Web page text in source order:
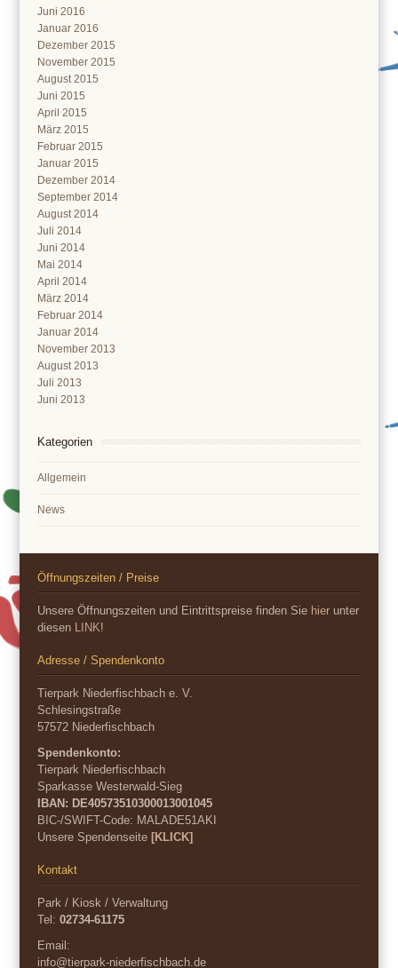
Juni 2016
Januar 2016
Dezember 2015
November 2015
August 2015
Juni 2015
April 2015
März 2015
Februar 2015
Januar 2015
Dezember 2014
September 2014
August 2014
Juli 2014
Juni 2014
Mai 2014
April 2014
März 2014
Februar 2014
Januar 2014
November 2013
August 2013
Juli 2013
Juni 2013
Kategorien
Allgemein
News
Öffnungszeiten / Preise
Unsere Öffnungszeiten und Eintrittspreise finden Sie hier unter
diesen LINK!
Adresse / Spendenkonto
Tierpark Niederfischbach e. V.
Schlesingstraße
57572 Niederfischbach
Spendenkonto:
Tierpark Niederfischbach
Sparkasse Westerwald-Sieg
IBAN: DE40573510300013001045
BIC-/SWIFT-Code: MALADE51AKI
Unsere Spendenseite[KLICK]
Kontakt
Park / Kiosk / Verwaltung
Tel:02734-61175
Email:
info@tierpark-niederfischbach.de